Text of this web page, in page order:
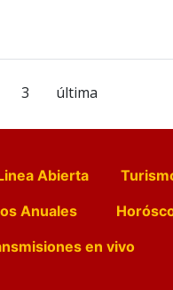
3 última
Abierta
Anuales
en vivo